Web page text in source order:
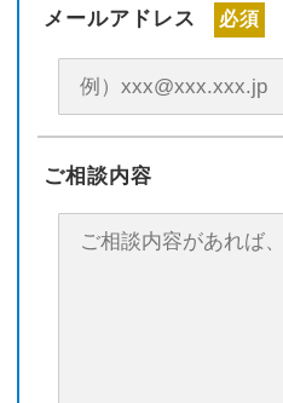
メールアドレス 必須
ご相談内容